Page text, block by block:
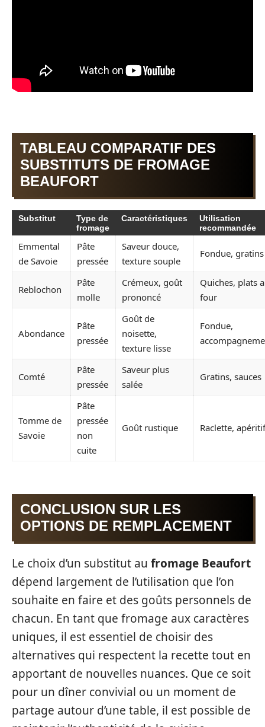
TABLEAU COMPARATIF DES
SUBSTITUTS DE FROMAGE
BEAUFORT
Substitut
Type de
fromage
Caractéristiques
Utilisation
recommandée
Emmental
de Savoie
Pâte
pressée
Saveur douce,
texture souple
Fondue, gratins
Reblochon
Pâte
molle
Crémeux, goût
prononcé
Quiches, plats
four
Abondance
Pâte
pressée
Goût de
noisette,
texture lisse
Fondue,
Comté
Pâte
pressée
Saveur plus
salée
Gratins, sauces
Tomme de
Savoie
Pâte
pressée
non
cuite
Goût rustique Raclette,
CONCLUSION SUR LES
OPTIONS DE REMPLACEMENT
Le choix d’un substitut au fromage Beaufort
dépend largement de l’utilisation que l’on
souhaite en faire et des goûts personnels de
chacun. En tant que fromage aux caractères
uniques, il est essentiel de choisir des
alternatives qui respectent la recette tout en
apportant de nouvelles nuances. Que ce soit
pour un dîner convivial ou un moment de
partage autour d’une table, il est possible de